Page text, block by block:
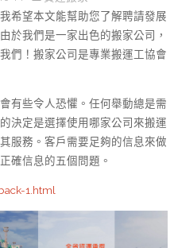
希望本文能幫助您了解聘請發展
於我們是一家出色的搬家公司，
們！搬家公司是專業搬運工協會
有些令人恐懼。任何舉動總是需
決定是選擇使用哪家公司來搬運
服務。客戶需要足夠的信息來做
正確信息的五個問題。
1.html